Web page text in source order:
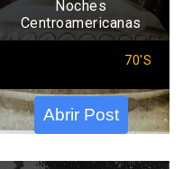
Noches
Centroamericanas
70'S
Abrir Post